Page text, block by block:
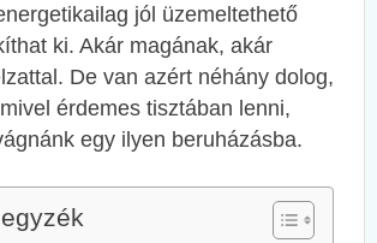
jól üzemeltethető
ki. Akár magának, akár
De van azért néhány dolog,
érdemes tisztában lenni,
egy ilyen beruházásba.